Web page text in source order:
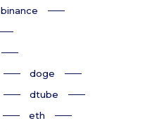
binance
doge
dtube
eth